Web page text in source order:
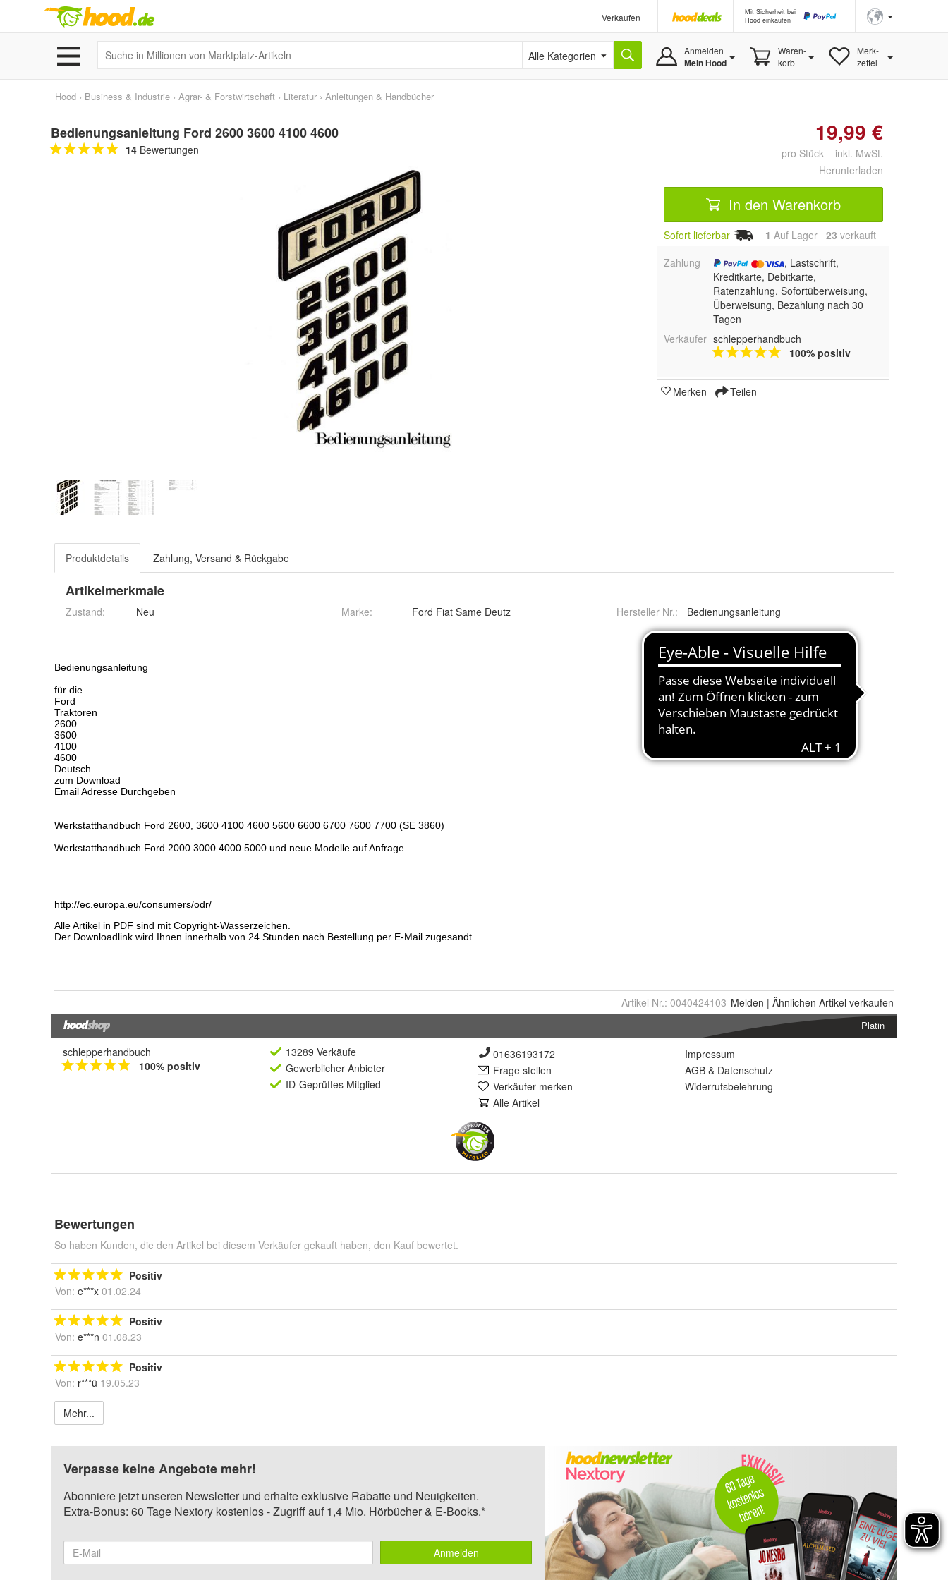
Verkaufen
Mit Sicherheit bei
Hood einkaufen
Alle Kategorien Anmelden
Mein Hood
Waren-
korb
Merk-
zettel
Hood › Business & Industrie › Agrar- & Forstwirtschaft › Literatur › Anleitungen & Handbücher
Bedienungsanleitung Ford 2600 3600 4100 4600
14 Bewertungen
19,99 €
pro Stück inkl. MwSt.
Herunterladen
In den Warenkorb
Sofort lieferbar 1 Auf Lager 23 verkauft
Zahlung
, Lastschrift,
Kreditkarte, Debitkarte,
Ratenzahlung, Sofortüberweisung,
Überweisung, Bezahlung nach 30
Tagen
Verkäufer schlepperhandbuch
100% positiv
Merken Teilen
Produktdetails Zahlung, Versand & Rückgabe
Artikelmerkmale
Zustand: Neu Marke: Ford Fiat Same Deutz Hersteller Nr.: Bedienungsanleitung
Artikel Nr.: 0040424103 Melden | Ähnlichen Artikel verkaufen
Platin
schlepperhandbuch
100% positiv
13289 Verkäufe
Gewerblicher Anbieter
ID-Geprüftes Mitglied
01636193172
Frage stellen
Verkäufer merken
Alle Artikel
Impressum
AGB & Datenschutz
Widerrufsbelehrung
Bewertungen
So haben Kunden, die den Artikel bei diesem Verkäufer gekauft haben, den Kauf bewertet.
Positiv
Von: e***x 01.02.24
Positiv
Von: e***n 01.08.23
Positiv
Von: r***ü 19.05.23
Mehr...
Verpasse keine Angebote mehr!
Abonniere jetzt unseren Newsletter und erhalte exklusive Rabatte und Neuigkeiten.
Extra-Bonus: 60 Tage Nextory kostenlos - Zugriff auf 1,4 Mio. Hörbücher & E-Books.*
Anmelden